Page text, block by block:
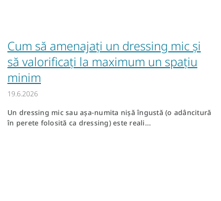
Cum să amenajați un dressing mic și
să valorificați la maximum un spațiu
minim
19.6.2026
Un dressing mic sau așa-numita nișă îngustă (o adâncitură
în perete folosită ca dressing) este reali...